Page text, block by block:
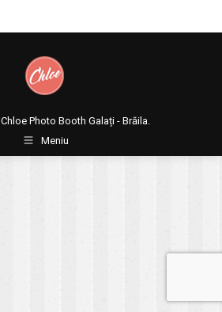
Chloe Photo Booth Galați - Brăila.
Meniu